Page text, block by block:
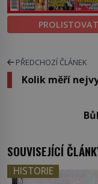
PROLISTOVAT
PŘEDCHOZÍ ČLÁNEK
Kolik měří
SOUVISEJÍCÍ
HISTORIE